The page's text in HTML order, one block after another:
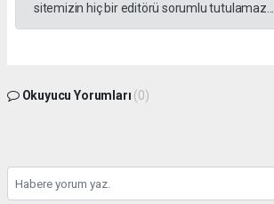
sitemizin hiç bir editörü sorumlu tutulamaz...
Okuyucu Yorumları (0)